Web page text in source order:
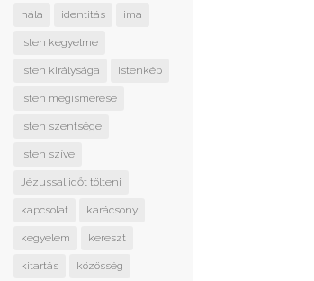
hála identitás ima
Isten kegyelme
Isten királysága istenkép
Isten megismerése
Isten szentsége
Isten szíve
Jézussal időt tölteni
kapcsolat karácsony
kegyelem kereszt
kitartás közösség